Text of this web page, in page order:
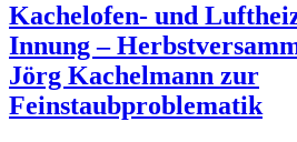
Kachelofen- und
Innung –
Jörg Kachelmann zur
Feinstaubproblematik